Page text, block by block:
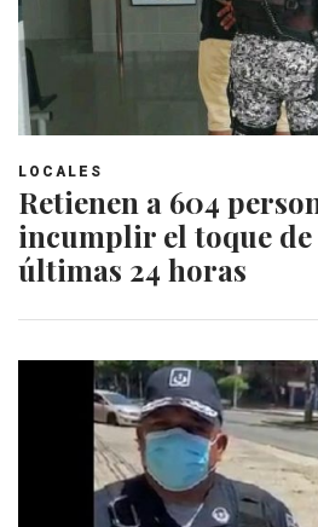
LOCALES
Retienen a 604
incumplir el toque de
últimas 24 horas